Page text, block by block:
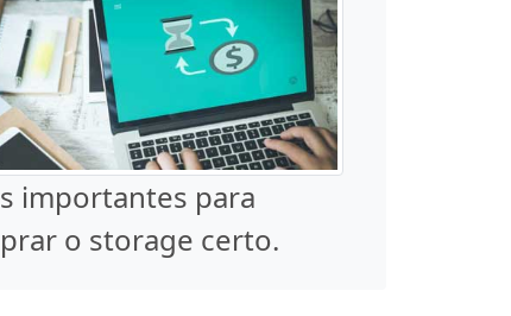
importantes para
o storage certo.